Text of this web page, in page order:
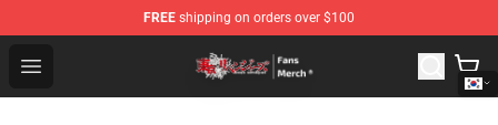
FREE shipping on orders over $100
Open menu
Tokyo Revengers Store - Official Tokyo Revengers